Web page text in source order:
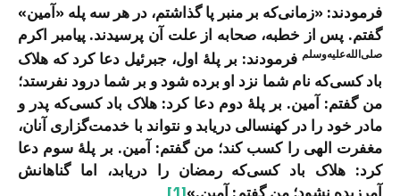
فرمودند: «زمانی‌که بر منبر پا گذاشتم، در هر سه پله «آمین»
گفتم. پس از خطبه، صحابه از علت آن پرسیدند. پیامبر اکرم
صلی‌الله‌علیه‌وسلم فرمودند: بر پلۀ اول، جبرئیل دعا کرد که هلاک
باد کسی‌که نام شما نزد او برده شود و بر شما درود نفرستد؛
من گفتم: آمین. بر پلۀ دوم دعا کرد: هلاک باد کسی‌که پدر و
مادر خود را در کهنسالی دریابد و نتواند با خدمت‌گزاری آنان،
مغفرت الهی را کسب کند؛ من گفتم: آمین. بر پلۀ سوم دعا
کرد: هلاک باد کسی‌که رمضان را دریابد، اما گناهانش